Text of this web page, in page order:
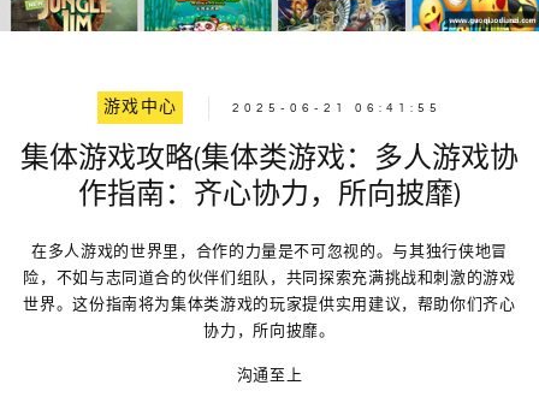
游戏中心 2025-06-21 06:41:55
集体游戏攻略(集体类游戏：多人游戏协
作指南：齐心协力，所向披靡)
在多人游戏的世界里，合作的力量是不可忽视的。与其独行侠地冒
险，不如与志同道合的伙伴们组队，共同探索充满挑战和刺激的游戏
世界。这份指南将为集体类游戏的玩家提供实用建议，帮助你们齐心
协力，所向披靡。
沟通至上